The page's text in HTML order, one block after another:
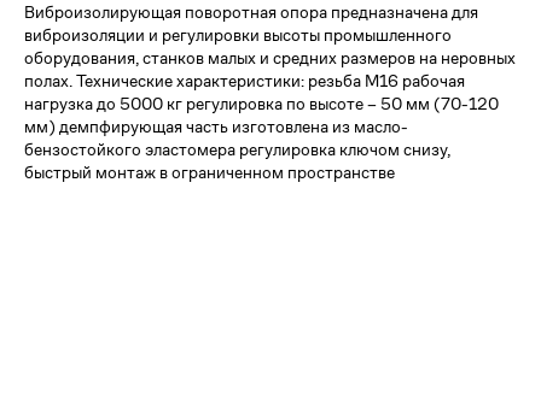
Виброизолирующая поворотная опора предназначена для
виброизоляции и регулировки высоты промышленного
оборудования, станков малых и средних размеров на неровных
полах. Технические характеристики: резьба М16 рабочая
нагрузка до 5000 кг регулировка по высоте – 50 мм (70-120
мм) демпфирующая часть изготовлена из масло-
бензостойкого эластомера регулировка ключом снизу,
быстрый монтаж в ограниченном пространстве